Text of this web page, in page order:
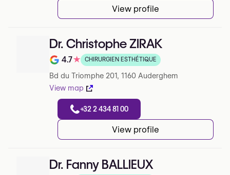
View profile
Dr. Christophe ZIRAK
Note de 4.7 sur 5 sur Google
4.7★ CHIRURGIEN ESTHÉTIQUE
Bd du Triomphe 201, 1160 Auderghem
View map
+32 2 434 81 00
View profile
Dr. Fanny BALLIEUX